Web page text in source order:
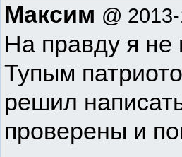
Максим @
На правду я не
Тупым
решил
проверены и